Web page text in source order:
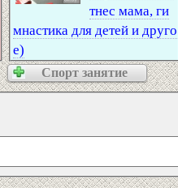
тнес мама, ги
мнастика для детей и друго
е)
Спорт занятие